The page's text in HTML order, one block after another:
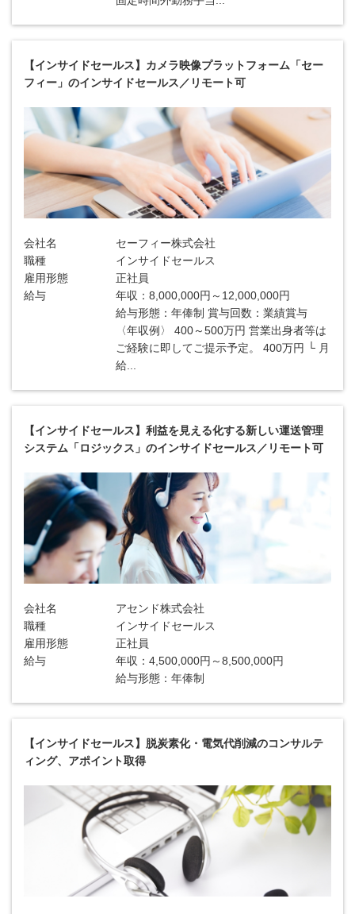
【インサイドセールス】カメラ映像プラットフォーム「セー
フィー」のインサイドセールス／リモート可
会社名
セーフィー株式会社
職種
インサイドセールス
雇用形態
正社員
給与
年収：8,000,000円～12,000,000円
給与形態：年俸制 賞与回数：業績賞与
〈年収例〉 400～500万円 営業出身者等は
ご経験に即してご提示予定。 400万円 └ 月
給...
【インサイドセールス】利益を見える化する新しい運送管理
システム「ロジックス」のインサイドセールス／リモート可
会社名
アセンド株式会社
職種
インサイドセールス
雇用形態
正社員
給与
年収：4,500,000円～8,500,000円
給与形態：年俸制
【インサイドセールス】脱炭素化・電気代削減のコンサルテ
ィング、アポイント取得